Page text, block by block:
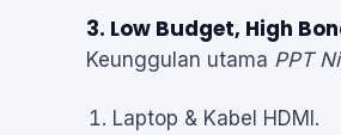
3. Low Budget, High
Keunggulan utama PPT
Laptop & Kabel HDMI.